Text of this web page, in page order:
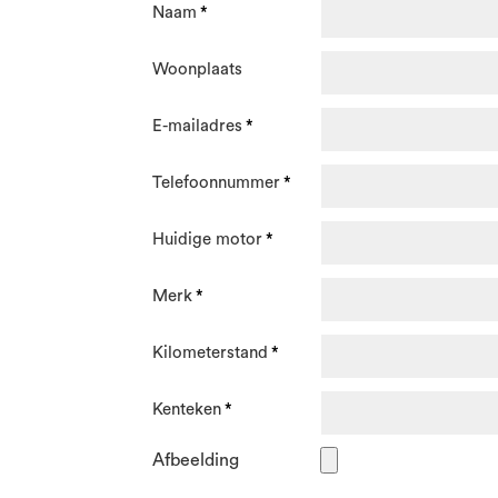
Naam
Woonplaats
E-mailadres
Telefoonnummer
Huidige motor
Merk
Kilometerstand
Kenteken
Afbeelding